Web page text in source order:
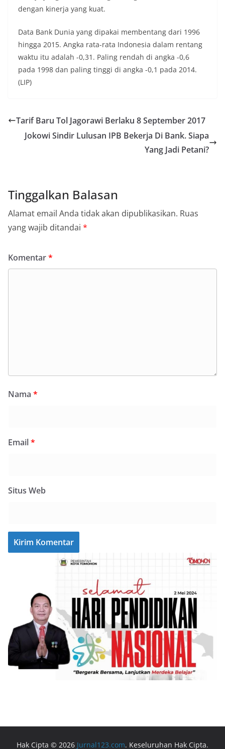
dengan kinerja yang kuat.
Data Bank Dunia yang dipakai membentang dari 1996
hingga 2015. Angka rata-rata Indonesia dalam rentang
waktu itu adalah -0,31. Paling rendah di angka -0,6
pada 1998 dan paling tinggi di angka -0,1 pada 2014.
(LIP)
Tarif Baru Tol Jagorawi Berlaku 8 September 2017
Jokowi Sindir Lulusan IPB Bekerja Di Bank. Siapa
Yang Jadi Petani?
Tinggalkan Balasan
Alamat email Anda tidak akan dipublikasikan. Ruas
yang wajib ditandai *
Komentar*
Nama *
Email*
Situs Web
Hak Cipta © 2026 Jurnal123.com. Keseluruhan Hak Cipta.